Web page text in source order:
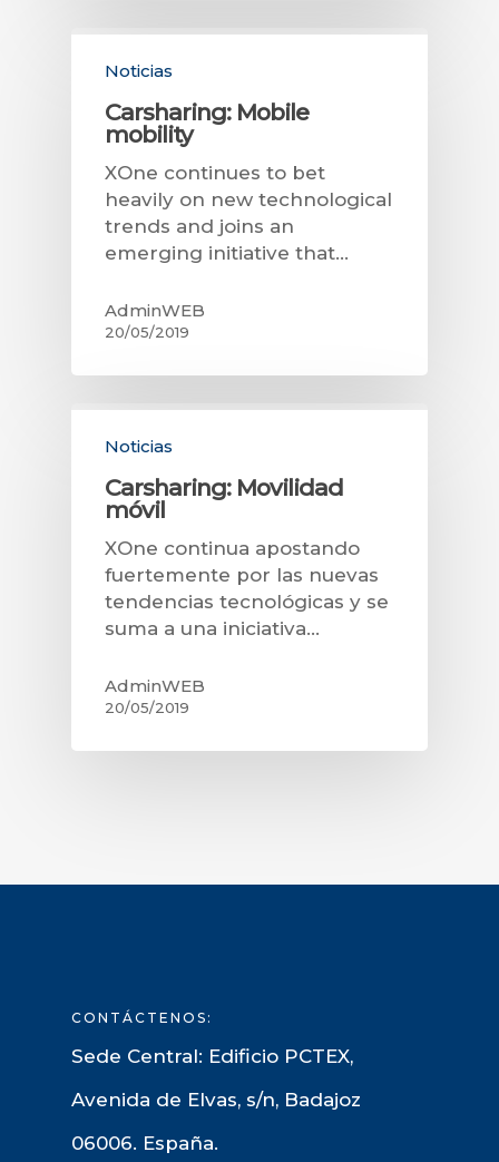
Noticias
Carsharing: Mobile
mobility
XOne continues to bet
heavily on new technological
trends and joins an
emerging initiative that…
AdminWEB
20/05/2019
Noticias
Carsharing: Movilidad
móvil
XOne continua apostando
fuertemente por las nuevas
tendencias tecnológicas y se
suma a una iniciativa…
AdminWEB
20/05/2019
CONTÁCTENOS:
Sede Central: Edificio PCTEX,
Avenida de Elvas, s/n, Badajoz
06006. España.